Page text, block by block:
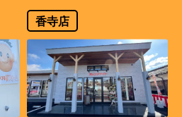
香寺店